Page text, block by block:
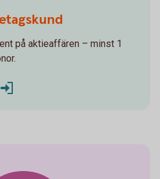
på aktieaffären – minst 1